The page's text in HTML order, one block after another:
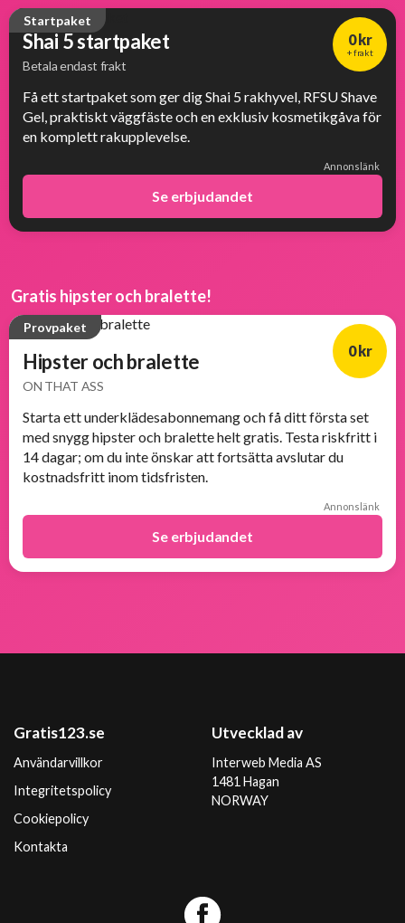
Startpaket
Shai 5 startpaket
Betala endast frakt
0 kr
+ frakt
Få ett startpaket som ger dig Shai 5 rakhyvel, RFSU Shave
Gel, praktiskt väggfäste och en exklusiv kosmetikgåva för
en komplett rakupplevelse.
Annonslänk
Se erbjudandet
Gratis hipster och bralette!
Provpaket
Hipster och bralette
ON THAT ASS
0 kr
Starta ett underklädesabonnemang och få ditt första set
med snygg hipster och bralette helt gratis. Testa riskfritt i
14 dagar; om du inte önskar att fortsätta avslutar du
kostnadsfritt inom tidsfristen.
Annonslänk
Se erbjudandet
Gratis123.se
Användarvillkor
Integritetspolicy
Cookiepolicy
Kontakta
Utvecklad av
Interweb Media AS
1481 Hagan
NORWAY